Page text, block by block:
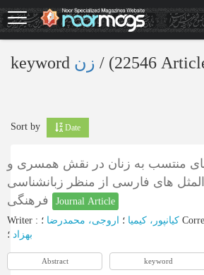
Skip
to
main
keyword ‎/ (22546
Sort by Date
منتسب به زنان در نقش همسری و
های فارسی از منظر زبانشناسی
Journal Article
Writer : کیانپور، کیمیا ؛ اروجی، محمدرضا
بهزاد ؛
Abstract keyword